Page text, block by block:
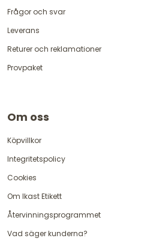
Frågor och svar
Leverans
Returer och reklamationer
Provpaket
Om oss
Köpvillkor
Integritetspolicy
Cookies
Om Ikast Etikett
Återvinningsprogrammet
Vad säger kunderna?